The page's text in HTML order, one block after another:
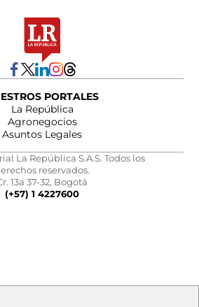
PORTALES
La República
Agronegocios
Asuntos Legales
La República S.A.S. Todos los
reservados.
13a 37-32, Bogotá
(+57) 1 4227600